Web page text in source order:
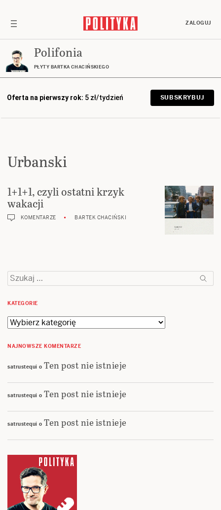
ZALOGUJ
Polifonia
PŁYTY BARTKA CHACIŃSKIEGO
Oferta na pierwszy rok: 5 zł/tydzień SUBSKRYBUJ
Urbanski
1+1+1, czyli ostatni krzyk
wakacji
KOMENTARZE BARTEK CHACIŃSKI
Szukaj:
KATEGORIE
Kategorie
NAJNOWSZE KOMENTARZE
satrustequi o Ten post nie istnieje
satrustequi o Ten post nie istnieje
satrustequi o Ten post nie istnieje